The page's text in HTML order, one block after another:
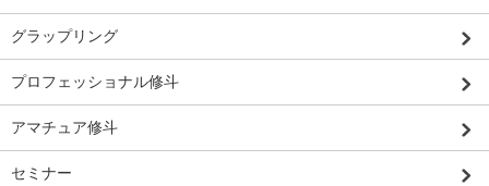
グラップリング
プロフェッショナル修斗
アマチュア修斗
セミナー